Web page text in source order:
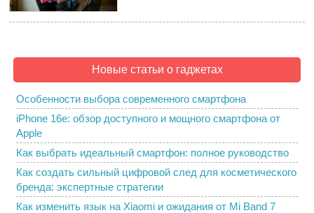
Новые статьи о гаджетах
Особенности выбора современного смартфона
iPhone 16e: обзор доступного и мощного смартфона от
Apple
Как выбрать идеальный смартфон: полное руководство
Как создать сильный цифровой след для косметического
бренда: экспертные стратегии
Как изменить язык на Xiaomi и ожидания от Mi Band 7